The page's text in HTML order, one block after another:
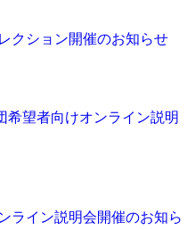
クション開催のお知らせ
希望者向けオンライン説明
ライン説明会開催のお知ら